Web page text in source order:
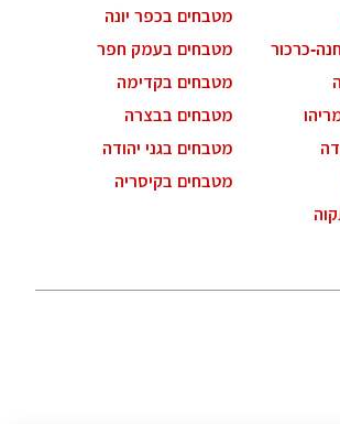
מטבחים בכפר יונה
כרכור
מטבחים בעמק חפר
מטבחים בקדימה
מטבחים בבצרה
מטבחים בגני יהודה
מטבחים בקיסריה